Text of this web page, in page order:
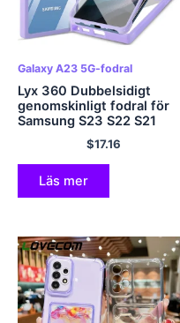
Galaxy A23 5G-fodral
Lyx 360 Dubbelsidigt
genomskinligt fodral för
Samsung S23 S22 S21
Ultra FE Plus A52 A53 A32
A13 A23 A54 A72 A33 5G
mjukt bakstycke
$17.16
Läs mer